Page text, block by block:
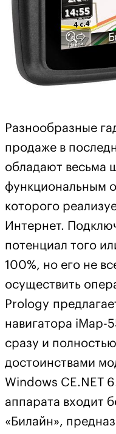
Разнообразные
продаже в
обладают весьма
функциональным
которого
Интернет.
потенциал того
100%, но его не
осуществить
Prology
навигатора iMap-
сразу и
достоинствами
Windows CE.NET
аппарата входит
«Билайн»,